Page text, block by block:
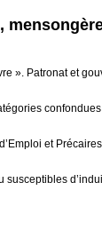
». Patronat et
et